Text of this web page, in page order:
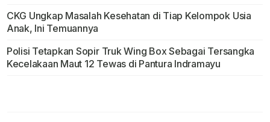
CKG Ungkap Masalah Kesehatan di Tiap Kelompok Usia
Anak, Ini Temuannya
Polisi Tetapkan Sopir Truk Wing Box Sebagai Tersangka
Kecelakaan Maut 12 Tewas di Pantura Indramayu